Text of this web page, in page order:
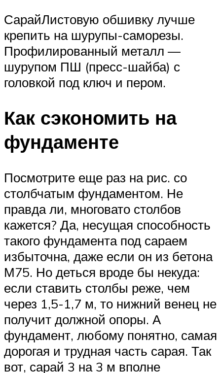
СарайЛистовую обшивку лучше
крепить на шурупы-саморезы.
Профилированный металл —
шурупом ПШ (пресс-шайба) с
головкой под ключ и пером.
Как сэкономить на
фундаменте
Посмотрите еще раз на рис. со
столбчатым фундаментом. Не
правда ли, многовато столбов
кажется? Да, несущая способность
такого фундамента под сараем
избыточна, даже если он из бетона
М75. Но деться вроде бы некуда:
если ставить столбы реже, чем
через 1,5-1,7 м, то нижний венец не
получит должной опоры. А
фундамент, любому понятно, самая
дорогая и трудная часть сарая. Так
вот, сарай 3 на 3 м вполне